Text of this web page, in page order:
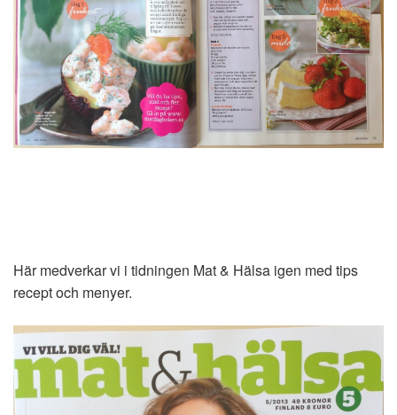
Här medverkar vi i tidningen Mat & Hälsa igen med tips
recept och menyer.